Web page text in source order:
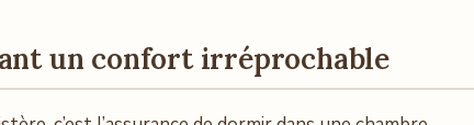
un confort irréprochable